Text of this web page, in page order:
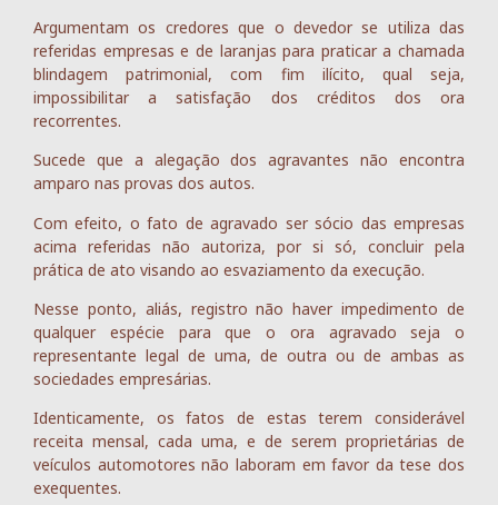
Argumentam os credores que o devedor se utiliza das
referidas empresas e de laranjas para praticar a chamada
blindagem patrimonial, com fim ilícito, qual seja,
impossibilitar a satisfação dos créditos dos ora
recorrentes.
Sucede que a alegação dos agravantes não encontra
amparo nas provas dos autos.
Com efeito, o fato de agravado ser sócio das empresas
acima referidas não autoriza, por si só, concluir pela
prática de ato visando ao esvaziamento da execução.
Nesse ponto, aliás, registro não haver impedimento de
qualquer espécie para que o ora agravado seja o
representante legal de uma, de outra ou de ambas as
sociedades empresárias.
Identicamente, os fatos de estas terem considerável
receita mensal, cada uma, e de serem proprietárias de
veículos automotores não laboram em favor da tese dos
exequentes.